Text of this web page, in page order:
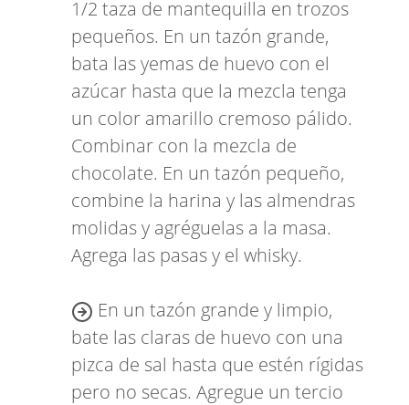
1/2 taza de mantequilla en trozos
pequeños. En un tazón grande,
bata las yemas de huevo con el
azúcar hasta que la mezcla tenga
un color amarillo cremoso pálido.
Combinar con la mezcla de
chocolate. En un tazón pequeño,
combine la harina y las almendras
molidas y agréguelas a la masa.
Agrega las pasas y el whisky.
En un tazón grande y limpio,
bate las claras de huevo con una
pizca de sal hasta que estén rígidas
pero no secas. Agregue un tercio